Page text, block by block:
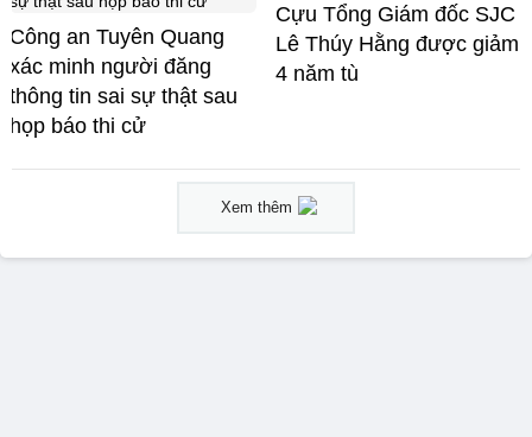
Công an Tuyên Quang
xác minh người đăng
thông tin sai sự thật sau
họp báo thi cử
Cựu Tổng Giám đốc SJC
Lê Thúy Hằng được giảm
4 năm tù
Xem thêm